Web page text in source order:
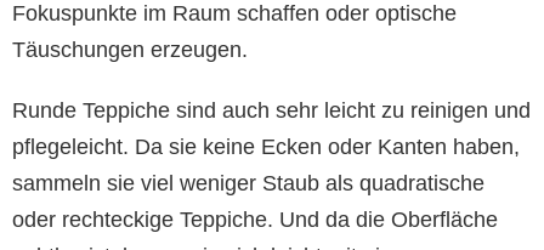
Fokuspunkte im Raum schaffen oder optische
Täuschungen erzeugen.
Runde Teppiche sind auch sehr leicht zu reinigen und
pflegeleicht. Da sie keine Ecken oder Kanten haben,
sammeln sie viel weniger Staub als quadratische
oder rechteckige Teppiche. Und da die Oberfläche